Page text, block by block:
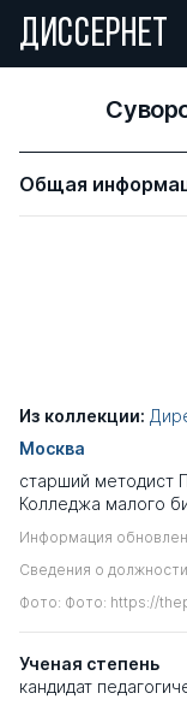
ДИССЕРНЕТ
Общая
Из коллекции:
Москва
старший методист
Колледжа малого
Информация
Сведения о
Фото: Фото: https://
Ученая степень
кандидат